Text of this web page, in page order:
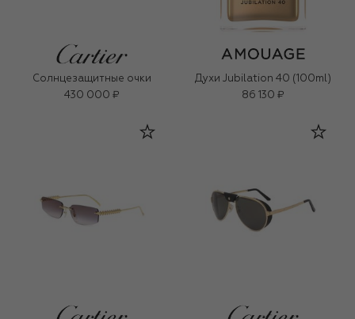
Солнцезащитные очки
430 000 ₽
Духи Jubilation 40 (100ml)
86 130 ₽